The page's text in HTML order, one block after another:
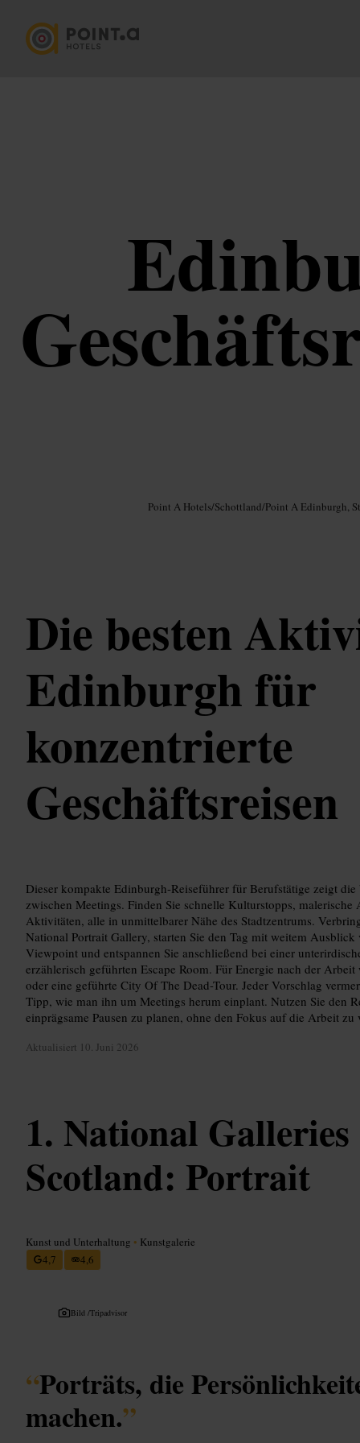
Point A Hotels/Schottland/Point A Edinburgh,
Die besten
Edinburgh für
konzentrierte
Geschäftsreisen
Dieser kompakte Edinburgh-Reiseführer für Berufstätige zeigt
zwischen Meetings. Finden Sie schnelle Kulturstopps,
Aktivitäten, alle in unmittelbarer Nähe des Stadtzentrums.
National Portrait Gallery, starten Sie den Tag mit weitem
Viewpoint und entspannen Sie anschließend bei einer
erzählerisch geführten Escape Room. Für Energie nach der
oder eine geführte City Of The Dead-Tour. Jeder Vorschlag
Tipp, wie man ihn um Meetings herum einplant. Nutzen Sie den
einprägsame Pausen zu planen, ohne den Fokus auf die Arbeit zu
Aktualisiert 10. Juni 2026
National
Scotland: Portrait
Kunst und Unterhaltung • Kunstgalerie
4,7
4,6
Bild /Tripadvisor
“Porträts, die
machen.”